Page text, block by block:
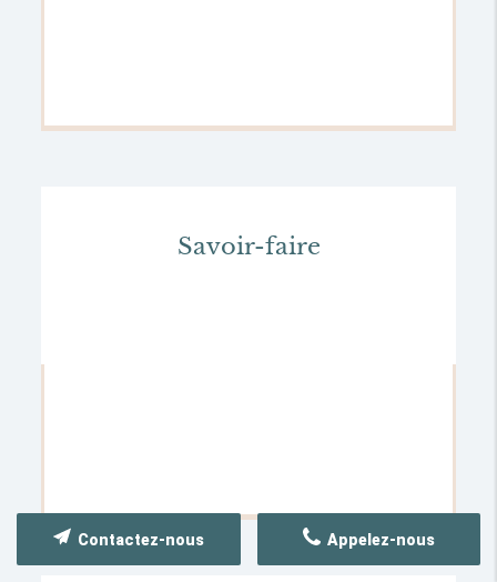
Savoir-faire
Appelez-nous
Contactez-nous